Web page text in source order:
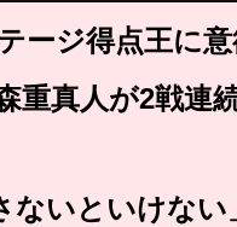
ージ得点王に
重真人が2戦連
ないといけな